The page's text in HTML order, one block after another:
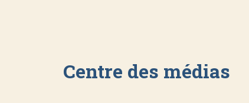
Centre des médias